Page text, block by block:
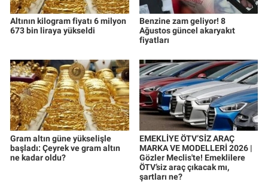
Altının kilogram fiyatı 6 milyon
673 bin liraya yükseldi
Benzine zam geliyor! 8
Ağustos güncel akaryakıt
fiyatları
Gram altın güne yükselişle
başladı: Çeyrek ve gram altın
ne kadar oldu?
EMEKLİYE ÖTV’SİZ ARAÇ
MARKA VE MODELLERİ 2026 |
Gözler Meclis'te! Emeklilere
ÖTV’siz araç çıkacak mı,
şartları ne?